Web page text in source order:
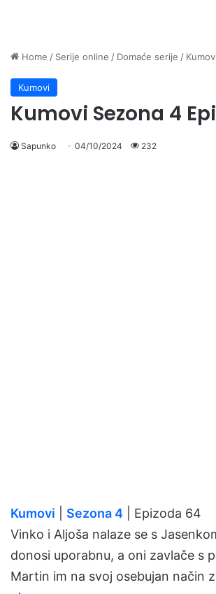
Home / Serije online / Domaće serije / Kumovi
Kumovi
Kumovi Sezona 4
Sapunko 04/10/2024 232
Kumovi Sezona 4 | Epizoda 64
Vinko i Aljoša nalaze se s
donosi uporabnu, a oni zavlače s
Martin im na svoj osebujan način